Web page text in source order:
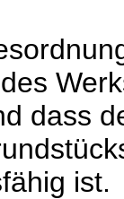
dass
ist.